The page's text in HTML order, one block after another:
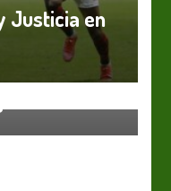
Justicia en